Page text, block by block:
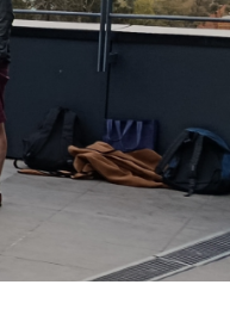
Hospital Clínico